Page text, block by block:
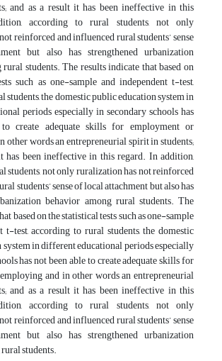
and as a result it has been ineffective in this
according to rural students, not only
reinforced and influenced rural students’ sense
but also has strengthened urbanization
students. The results indicate that based on
such as one-sample and independent t-test,
students, the domestic public education system in
periods especially in secondary schools has
create adequate skills for employment or
other words an entrepreneurial spirit in students;
has been ineffective in this regard. In addition,
students, not only ruralization has not reinforced
students’ sense of local attachment but also has
behavior among rural students. The
based on the statistical tests such as one-sample
t-test, according to rural students, the domestic
in different educational periods especially
has not been able to create adequate skills for
and in other words an entrepreneurial
and as a result it has been ineffective in this
according to rural students, not only
reinforced and influenced rural students’ sense
but also has strengthened urbanization
students.